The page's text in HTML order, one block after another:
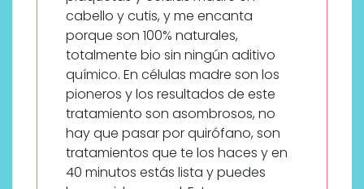
cabello y cutis, y me encanta
porque son 100% naturales,
totalmente bio sin ningún aditivo
químico. En células madre son los
pioneros y los resultados de este
tratamiento son asombrosos, no
hay que pasar por quirófano, son
tratamientos que te los haces y en
40 minutos estás lista y puedes